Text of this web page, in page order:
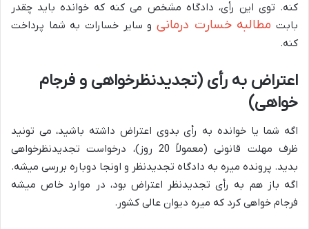
کنه. توی این رأی، دادگاه مشخص می کنه که خوانده باید چقدر
بابت مطالبه خسارت درمانی و سایر خسارات به شما پرداخت
کنه.
اعتراض به رأی (تجدیدنظرخواهی و فرجام
خواهی)
اگه شما یا خوانده به رأی بدوی اعتراض داشته باشید، می تونید
ظرف مهلت قانونی (معمولاً 20 روز)، درخواست تجدیدنظرخواهی
بدید. پرونده میره به دادگاه تجدیدنظر و اونجا دوباره بررسی میشه.
اگه باز هم به رأی تجدیدنظر اعتراض بود، در موارد خاص میشه
فرجام خواهی کرد که میره دیوان عالی کشور.